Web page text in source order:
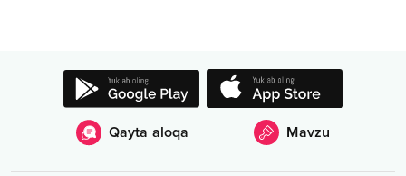
Qayta aloqa Mavzu